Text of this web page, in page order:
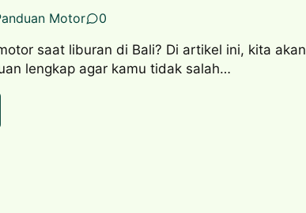
Motor
0
saat liburan di Bali? Di artikel ini, kita akan
lengkap agar kamu tidak salah…